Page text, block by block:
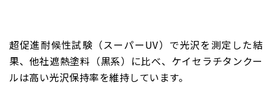
超促進耐候性試験（スーパーUV）で光沢を測定した結
果、他社遮熱塗料（黒系）に比べ、ケイセラチタンクー
ルは高い光沢保持率を維持しています。